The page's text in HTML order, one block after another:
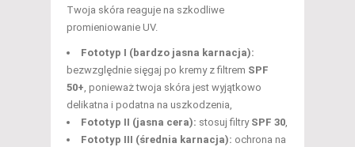
Twoja skóra reaguje na szkodliwe
promieniowanie UV.
Fototyp I (bardzo jasna karnacja):
bezwzględnie sięgaj po kremy z filtrem SPF
50+, ponieważ twoja skóra jest wyjątkowo
delikatna i podatna na uszkodzenia,
Fototyp II (jasna cera): stosuj filtry SPF 30,
Fototyp III (średnia karnacja): ochrona na